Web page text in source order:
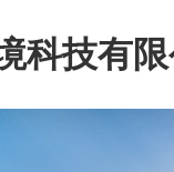
科技有